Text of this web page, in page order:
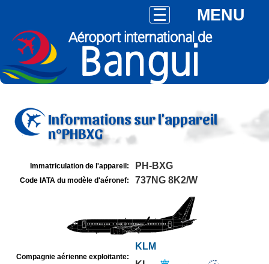
MENU
Informations sur l'appareil
n°PHBXG
Immatriculation de l'appareil: PH-BXG
Code IATA du modèle d'aéronef: 737NG 8K2/W
Compagnie aérienne exploitante:
KLM